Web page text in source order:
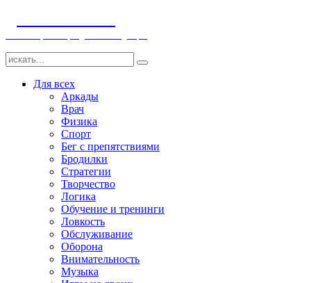
Для всех
Аркады
Врач
Физика
Спорт
Бег с препятствиями
Бродилки
Стратегии
Творчество
Логика
Обучение и тренинги
Ловкость
Обслуживание
Оборона
Внимательность
Музыка